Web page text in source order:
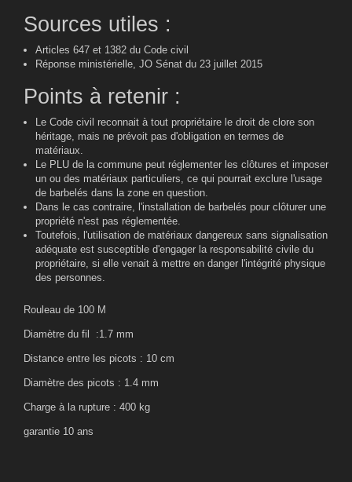
Sources utiles :
Articles 647 et 1382 du Code civil
Réponse ministérielle, JO Sénat du 23 juillet 2015
Points à retenir :
Le Code civil reconnait à tout propriétaire le droit de clore son
héritage, mais ne prévoit pas d'obligation en termes de
matériaux.
Le PLU de la commune peut réglementer les clôtures et imposer
un ou des matériaux particuliers, ce qui pourrait exclure l'usage
de barbelés dans la zone en question.
Dans le cas contraire, l'installation de barbelés pour clôturer une
propriété n'est pas réglementée.
Toutefois, l'utilisation de matériaux dangereux sans signalisation
adéquate est susceptible d'engager la responsabilité civile du
propriétaire, si elle venait à mettre en danger l'intégrité physique
des personnes.
Rouleau de 100 M
Diamètre du fil :1.7 mm
Distance entre les picots : 10 cm
Diamètre des picots : 1.4 mm
Charge à la rupture : 400 kg
garantie 10 ans